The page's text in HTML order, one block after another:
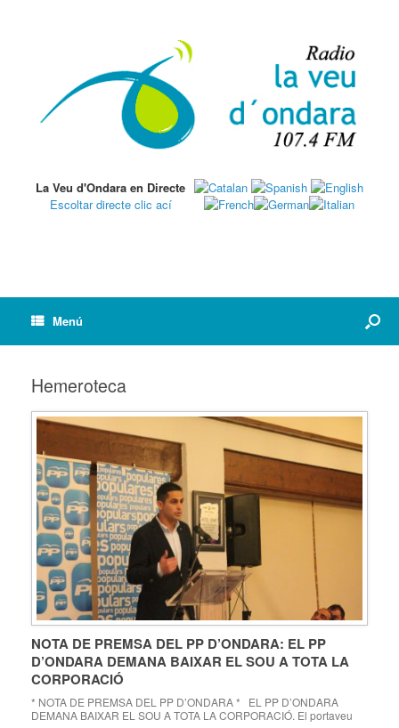
La Veu d'Ondara en Directe
Escoltar directe clic ací
Menú
Hemeroteca
NOTA DE PREMSA DEL PP D’ONDARA: EL PP
D’ONDARA DEMANA BAIXAR EL SOU A TOTA LA
CORPORACIÓ
* NOTA DE PREMSA DEL PP D’ONDARA * EL PP D’ONDARA
DEMANA BAIXAR EL SOU A TOTA LA CORPORACIÓ. El portaveu